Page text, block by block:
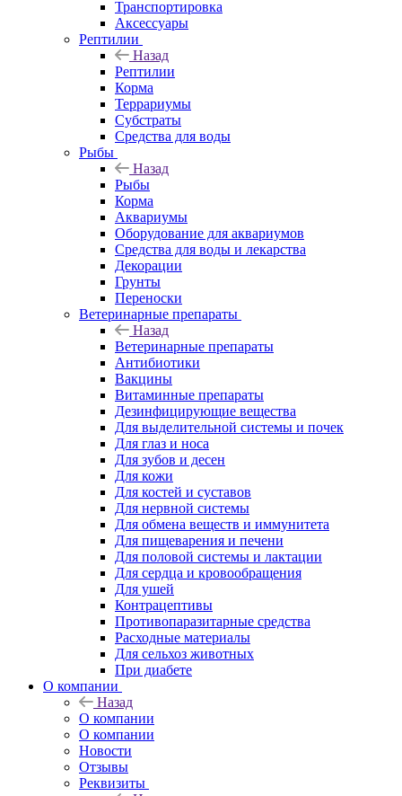
Транспортировка
Аксессуары
Рептилии
Назад
Рептилии
Корма
Террариумы
Субстраты
Средства для воды
Рыбы
Назад
Рыбы
Корма
Аквариумы
Оборудование для аквариумов
Средства для воды и лекарства
Декорации
Грунты
Переноски
Ветеринарные препараты
Назад
Ветеринарные препараты
Антибиотики
Вакцины
Витаминные препараты
Дезинфицирующие вещества
Для выделительной системы и почек
Для глаз и носа
Для зубов и десен
Для кожи
Для костей и суставов
Для нервной системы
Для обмена веществ и иммунитета
Для пищеварения и печени
Для половой системы и лактации
Для сердца и кровообращения
Для ушей
Контрацептивы
Противопаразитарные средства
Расходные материалы
Для сельхоз животных
При диабете
О компании
Назад
О компании
О компании
Новости
Отзывы
Реквизиты